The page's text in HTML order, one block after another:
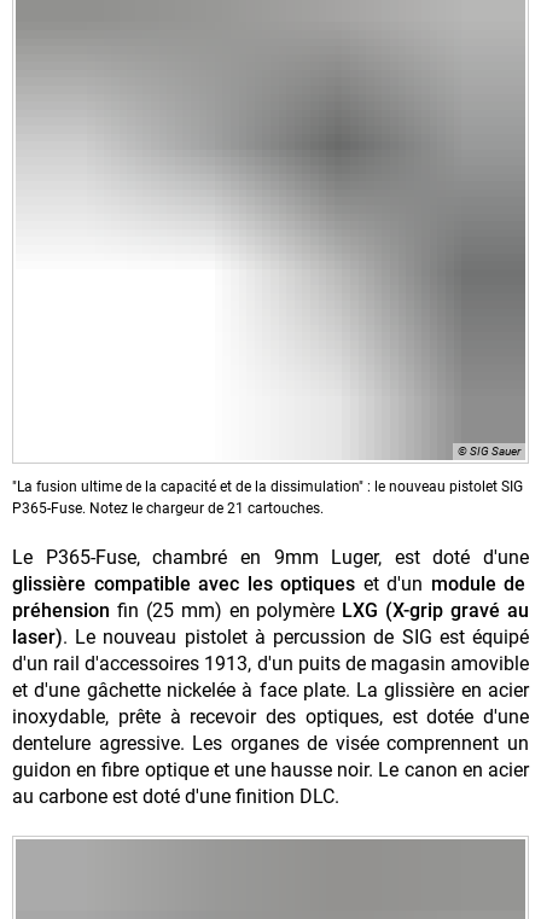
© SIG Sauer
"La fusion ultime de la capacité et de la dissimulation" : le nouveau pistolet SIG
P365-Fuse. Notez le chargeur de 21 cartouches.
Le P365-Fuse, chambré en 9mm Luger, est doté d'une
glissière compatible avec les optiques et d'un module de
préhension fin (25 mm) en polymère LXG (X-grip gravé au
laser). Le nouveau pistolet à percussion de SIG est équipé
d'un rail d'accessoires 1913, d'un puits de magasin amovible
et d'une gâchette nickelée à face plate. La glissière en acier
inoxydable, prête à recevoir des optiques, est dotée d'une
dentelure agressive. Les organes de visée comprennent un
guidon en fibre optique et une hausse noir. Le canon en acier
au carbone est doté d'une finition DLC.